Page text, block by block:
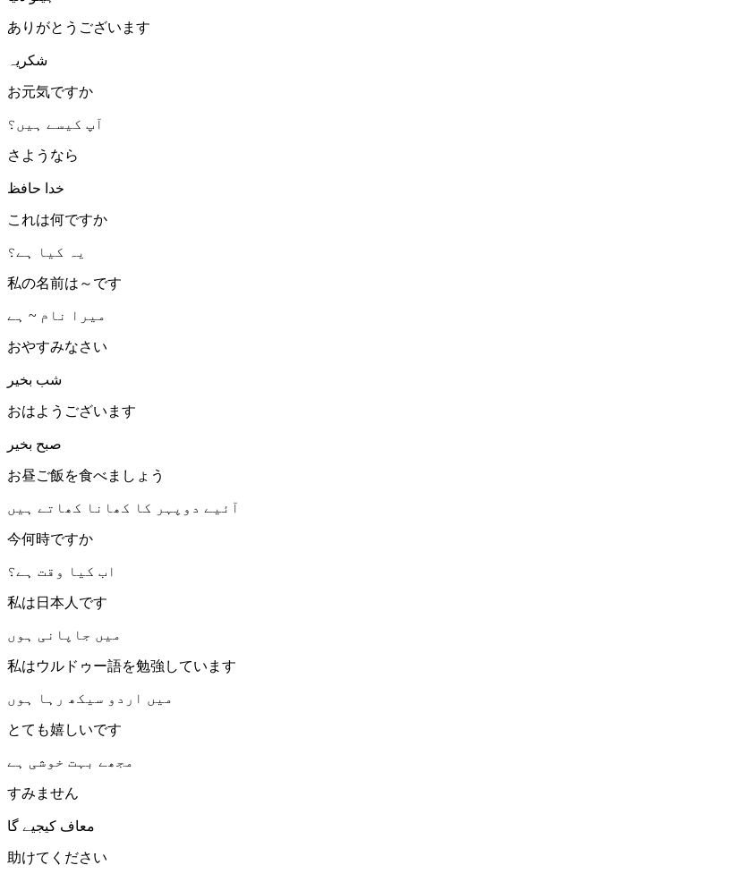
ありがとうございます
شکریہ
お元気ですか
آپ کیسے ہیں؟
さようなら
خدا حافظ
これは何ですか
یہ کیا ہے؟
私の名前は～です
میرا نام ~ ہے
おやすみなさい
شب بخیر
おはようございます
صبح بخیر
お昼ご飯を食べましょう
آئیے دوپہر کا کھانا کھاتے ہیں
今何時ですか
اب کیا وقت ہے؟
私は日本人です
میں جاپانی ہوں
私はウルドゥー語を勉強しています
میں اردو سیکھ رہا ہوں
とても嬉しいです
مجھے بہت خوشی ہے
すみません
معاف کیجیے گا
助けてください